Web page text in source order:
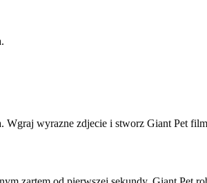
wyrazne zdjecie i stworz Giant Pet